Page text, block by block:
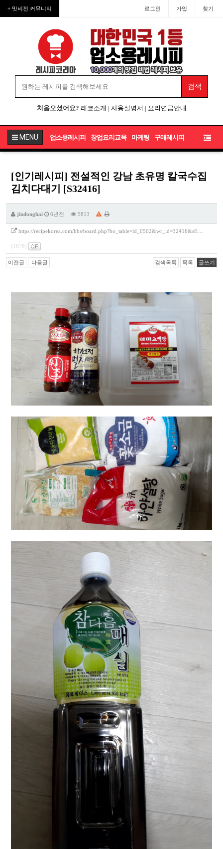
+ 맛비전 커뮤니티 로그인 가입 찾기
처음오셨어요? 레코소개 | 사용설명서 | 요리연금안내
MENU 업소용레시피 창업요리교육 마케팅 구매레시피
[인기레시피] 전설적인 강남 초유명 칼국수집
김치다대기 [S32416]
jindonghai 6년전 5813
https://recipekorea.com/bbs/board.php?bo_table=ld_0502&wr_id=32416&sfl…
(1678)
이전글 다음글 검색목록 목록 글쓰기